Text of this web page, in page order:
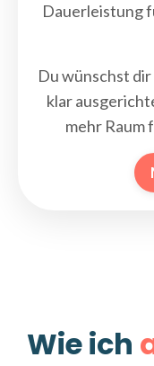
Dauerleistung
Du wünschst
klar
mehr Raum
Wie ich